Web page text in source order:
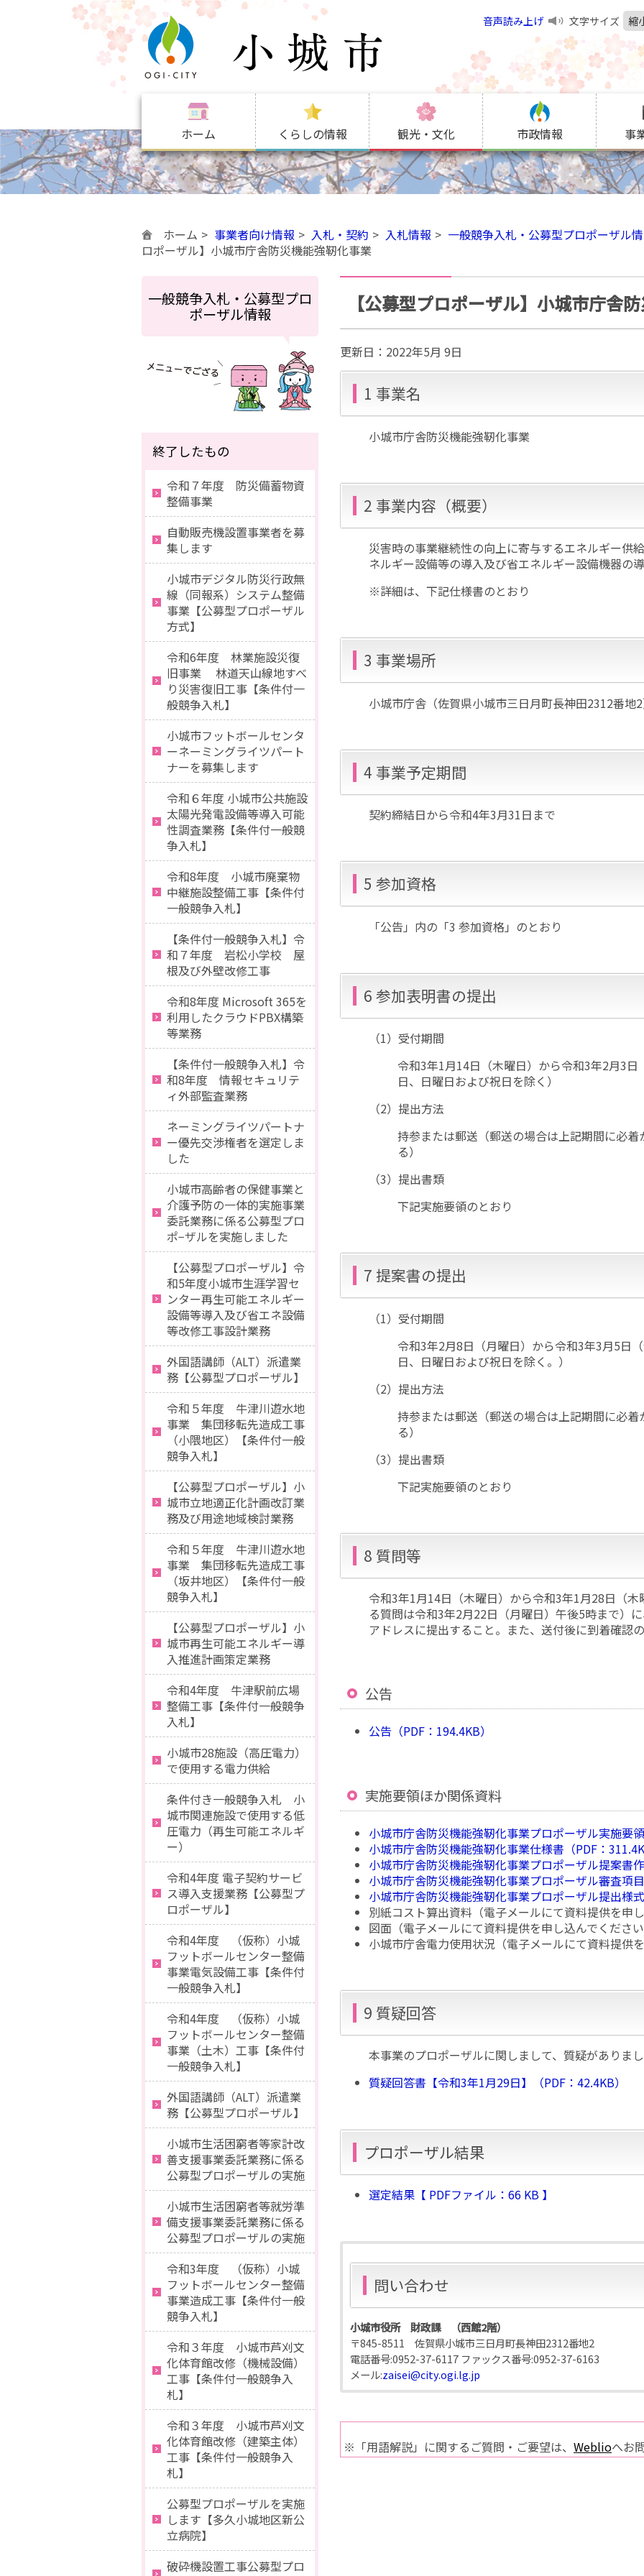
音声読み上げ 文字サイズ 縮
ホーム くらしの情報 観光・文化 市政情報 事
ホーム 事業者向け情報 入札・契約 入札情報
一般競争入札・公募型プロポーザル
ロポーザル】小城市庁舎防災機能強靭化事業
【公募型プロポーザル】小城市庁舎
更新日： 2022年5月 9日
1 事業名
小城市庁舎防災機能強靭化事業
2 事業内容（概要）
災害時の事業継続性の向上に寄与するエネルギー供
ネルギー設備等の導入及び省エネルギー設備機器の
※詳細は、下記仕様書のとおり
3 事業場所
小城市庁舎（佐賀県小城市三日月町長神田2312番地
4 事業予定期間
契約締結日から令和4年3月31日まで
5 参加資格
「公告」内の「3 参加資格」のとおり
6 参加表明書の提出
（1）受付期間
令和3年1月14日（木曜日）から令和3年2月3
日、日曜日および祝日を除く）
（2）提出方法
持参または郵送（郵送の場合は上記期間に必
る）
（3）提出書類
下記実施要領のとおり
7 提案書の提出
（1）受付期間
令和3年2月8日（月曜日）から令和3年3月5日
日、日曜日および祝日を除く。）
（2）提出方法
持参または郵送（郵送の場合は上記期間に必
る）
（3）提出書類
下記実施要領のとおり
8 質問等
令和3年1月14日（木曜日）から令和3年1月28日（
る質問は令和3年2月22日（月曜日）午後5時まで）
アドレスに提出すること。また、送付後に到着確認
公告
公告（PDF：194.4KB）
実施要領ほか関係資料
小城市庁舎防災機能強靭化事業プロポーザル実施要
小城市庁舎防災機能強靭化事業仕様書（PDF：
小城市庁舎防災機能強靭化事業プロポーザル提案書
小城市庁舎防災機能強靭化事業プロポーザル審査項
小城市庁舎防災機能強靭化事業プロポーザル提出様
別紙コスト算出資料（電子メールにて資料提供を申
図面（電子メールにて資料提供を申し込んでくださ
小城市庁舎電力使用状況（電子メールにて資料提供
9 質疑回答
本事業のプロポーザルに関しまして、質疑がありま
質疑回答書【令和3年1月29日】（PDF：42.4KB）
プロポーザル結果
選定結果【 PDFファイル：66 KB 】
問い合わせ
小城市役所 財政課 （西館2階）
〒845-8511 佐賀県小城市三日月町長神田2312番地2
電話番号:0952-37-6117 ファックス番号:0952-37-6163
メール:zaisei@city.ogi.lg.jp
※「用語解説」に関するご質問・ご要望は、 Weblioへお
一般競争入札・公募型プロ
ポーザル情報
終了したもの
令和７年度 防災備蓄物資
整備事業
自動販売機設置事業者を募
集します
小城市デジタル防災行政無
線（同報系）システム整備
事業【公募型プロポーザル
方式】
令和6年度 林業施設災復
旧事業 林道天山線地すべ
り災害復旧工事【条件付一
般競争入札】
小城市フットボールセンタ
ーネーミングライツパート
ナーを募集します
令和６年度 小城市公共施設
太陽光発電設備等導入可能
性調査業務【条件付一般競
争入札】
令和8年度 小城市廃棄物
中継施設整備工事【条件付
一般競争入札】
【条件付一般競争入札】令
和７年度 岩松小学校 屋
根及び外壁改修工事
令和8年度 Microsoft 365を
利用したクラウドPBX構築
等業務
【条件付一般競争入札】令
和8年度 情報セキュリテ
ィ外部監査業務
ネーミングライツパートナ
ー優先交渉権者を選定しま
した
小城市高齢者の保健事業と
介護予防の一体的実施事業
委託業務に係る公募型プロ
ポ−ザルを実施しました
【公募型プロポーザル】令
和5年度小城市生涯学習セ
ンター再生可能エネルギー
設備等導入及び省エネ設備
等改修工事設計業務
外国語講師（ALT）派遣業
務【公募型プロポーザル】
令和５年度 牛津川遊水地
事業 集団移転先造成工事
（小隈地区）【条件付一般
競争入札】
【公募型プロポーザル】小
城市立地適正化計画改訂業
務及び用途地域検討業務
令和５年度 牛津川遊水地
事業 集団移転先造成工事
（坂井地区）【条件付一般
競争入札】
【公募型プロポーザル】小
城市再生可能エネルギー導
入推進計画策定業務
令和4年度 牛津駅前広場
整備工事【条件付一般競争
入札】
小城市28施設（高圧電力）
で使用する電力供給
条件付き一般競争入札 小
城市関連施設で使用する低
圧電力（再生可能エネルギ
ー）
令和4年度 電子契約サービ
ス導入支援業務【公募型プ
ロポーザル】
令和4年度 （仮称）小城
フットボールセンター整備
事業電気設備工事【条件付
一般競争入札】
令和4年度 （仮称）小城
フットボールセンター整備
事業（土木）工事【条件付
一般競争入札】
外国語講師（ALT）派遣業
務【公募型プロポーザル】
小城市生活困窮者等家計改
善支援事業委託業務に係る
公募型プロポーザルの実施
小城市生活困窮者等就労準
備支援事業委託業務に係る
公募型プロポーザルの実施
令和3年度 （仮称）小城
フットボールセンター整備
事業造成工事【条件付一般
競争入札】
令和３年度 小城市芦刈文
化体育館改修（機械設備）
工事【条件付一般競争入
札】
令和３年度 小城市芦刈文
化体育館改修（建築主体）
工事【条件付一般競争入
札】
公募型プロポーザルを実施
します【多久小城地区新公
立病院】
破砕機設置工事公募型プロ